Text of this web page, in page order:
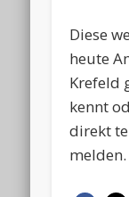
Diese
heute
Krefeld
kennt
direkt
melden.